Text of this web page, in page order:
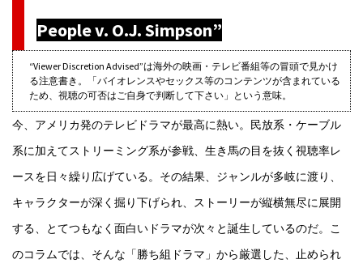
People v. O.J. Simpson”
“Viewer Discretion Advised”は海外の映画・テレビ番組等の冒頭で見かけ
る注意書き。「バイオレンスやセックス等のコンテンツが含まれている
ため、視聴の可否はご自身で判断して下さい」という意味。
今、アメリカ発のテレビドラマが最高に熱い。民放系・ケーブル
系に加えてストリーミング系が参戦、生き馬の目を抜く視聴率レ
ースを日々繰り広げている。その結果、ジャンルが多岐に渡り、
キャラクターが深く掘り下げられ、ストーリーが縦横無尽に展開
する、とてつもなく面白いドラマが次々と誕生しているのだ。こ
のコラムでは、そんな「勝ち組ドラマ」から厳選した、止められ